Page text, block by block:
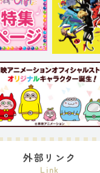
外部リンク
Link